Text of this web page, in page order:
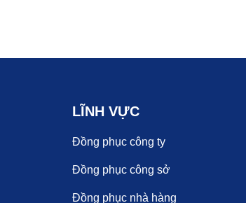
LĨNH VỰC
Đồng phục công ty
Đồng phục công sở
Đồng phục nhà hàng